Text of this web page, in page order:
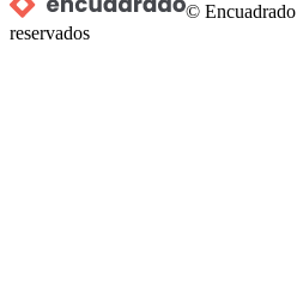
© Encuadrado
reservados